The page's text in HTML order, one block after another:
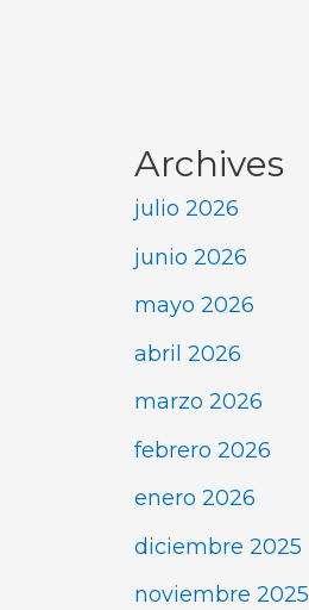
Archives
julio 2026
junio 2026
mayo 2026
abril 2026
marzo 2026
febrero 2026
enero 2026
diciembre 2025
noviembre 2025